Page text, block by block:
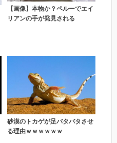
【画像】本物か？ペルーでエイ
リアンの手が発見される
砂漠のトカゲが足バタバタさせ
る理由ｗｗｗｗｗｗ